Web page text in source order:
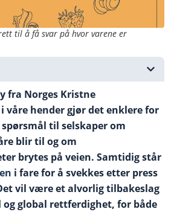
til å få svar på hvor varene er
fra Norges Kristne
våre hender gjør det enklere for
til selskaper om
blir til og om
brytes på veien. Samtidig står
i fare for å svekkes etter press
vil være et alvorlig tilbakeslag
global rettferdighet, for både